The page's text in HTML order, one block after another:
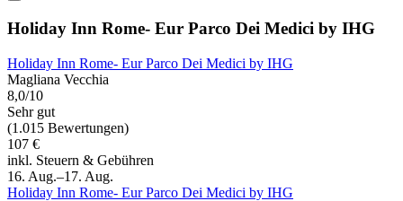
Holiday Inn Rome- Eur Parco Dei Medici by IHG
Holiday Inn Rome- Eur Parco Dei Medici by IHG
Magliana Vecchia
8,0/10
Sehr gut
(1.015 Bewertungen)
107 €
inkl. Steuern & Gebühren
16. Aug.–17. Aug.
Holiday Inn Rome- Eur Parco Dei Medici by IHG